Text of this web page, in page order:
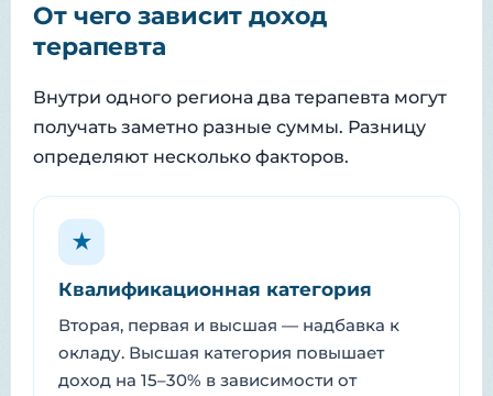
От чего зависит доход
терапевта
Внутри одного региона два терапевта могут
получать заметно разные суммы. Разницу
определяют несколько факторов.
★
Квалификационная категория
Вторая, первая и высшая — надбавка к
окладу. Высшая категория повышает
доход на 15–30% в зависимости от